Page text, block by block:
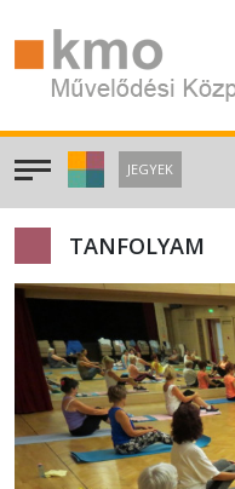
JEGYEK
TANFOLYAM